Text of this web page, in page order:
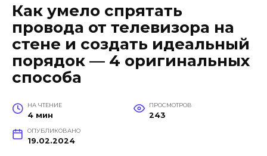
Как умело спрятать
провода от телевизора на
стене и создать идеальный
порядок — 4 оригинальных
способа
НА ЧТЕНИЕ
4 мин
ПРОСМОТРОВ
243
ОПУБЛИКОВАНО
19.02.2024